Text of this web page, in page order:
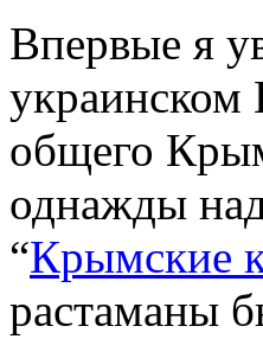
Впервые я
украинском
общего
однажды
“Крымские
растаманы